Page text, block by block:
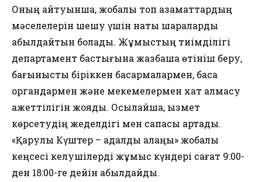
Оның айтуынша, жобалық топ азаматтардың
мәселелерін шешу үшін нақты шараларды
қабылдайтын болады. Жұмыстың тиімділігі
департамент бастығына жазбаша өтініш беру,
бағынысты біріккен басқармалармен, басқа
органдармен және мекемелермен хат алмасу
қажеттілігін жояды. Осылайша, қызмет
көрсетудің жеделдігі мен сапасы артады.
«Қарулы Күштер – адалдық алаңы» жобалық
кеңсесі келушілерді жұмыс күндері сағат 9:00-
ден 18:00-ге дейін қабылдайды.